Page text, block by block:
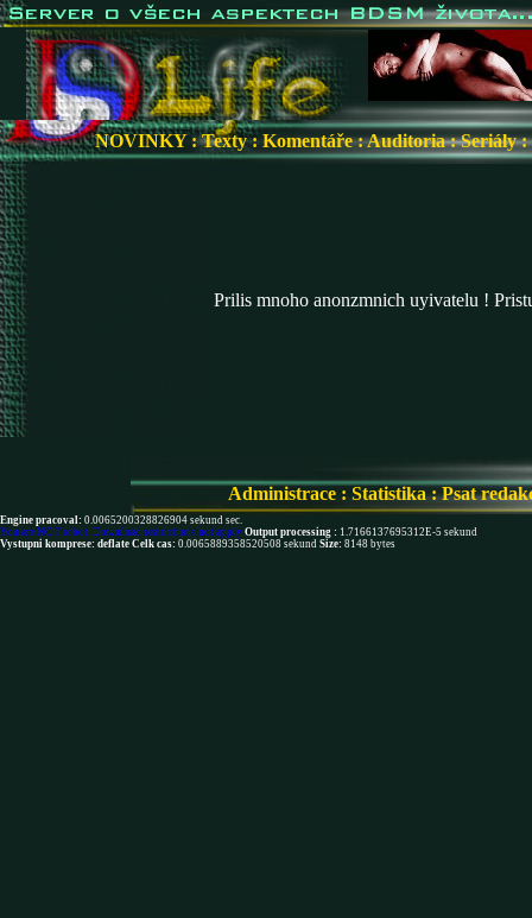
NOVINKY:Texty: Komentáře:Auditoria:Seriály:
Prilis mnoho anonzmnich uyivatelu !
Administrace : Statistika:Psat
Engine pracoval: 0.0065200328826904 sekund sec.
You are NOT robot. Download restrictions not apply Output processing : 1.7166137695312E-5 sekund
Vystupni komprese: deflate Celk cas: 0.0065889358520508 sekund Size: 8148 bytes